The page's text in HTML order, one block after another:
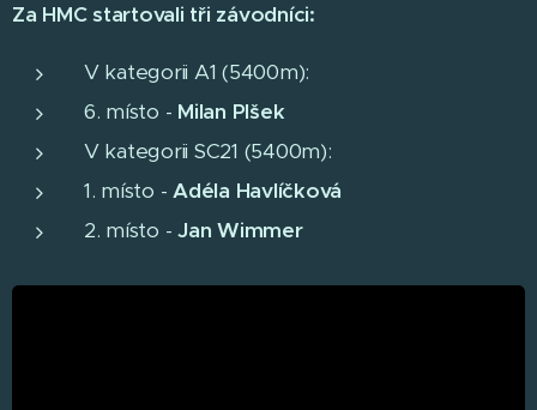
Za HMC startovali tři závodníci:
V kategorii A1 (5400m):
6. místo - Milan Plšek
V kategorii SC21 (5400m):
1. místo -Adéla Havlíčková
2. místo -Jan Wimmer